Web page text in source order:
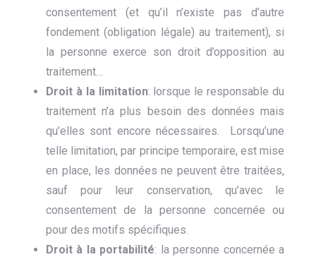
consentement (et qu’il n’existe pas d’autre
fondement (obligation légale) au traitement), si
la personne exerce son droit d’opposition au
traitement…
Droit à la limitation: lorsque le responsable du
traitement n’a plus besoin des données mais
qu’elles sont encore nécessaires. Lorsqu’une
telle limitation, par principe temporaire, est mise
en place, les données ne peuvent être traitées,
sauf pour leur conservation, qu’avec le
consentement de la personne concernée ou
pour des motifs spécifiques.
Droit à la portabilité: la personne concernée a